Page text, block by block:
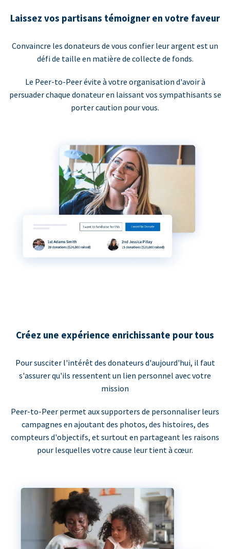
Laissez vos partisans témoigner en votre faveur
Convaincre les donateurs de vous confier leur argent est un
défi de taille en matière de collecte de fonds.
Le Peer-to-Peer évite à votre organisation d'avoir à
persuader chaque donateur en laissant vos sympathisants se
porter caution pour vous.
Créez une expérience enrichissante pour tous
Pour susciter l'intérêt des donateurs d'aujourd'hui, il faut
s'assurer qu'ils ressentent un lien personnel avec votre
mission
Peer-to-Peer permet aux supporters de personnaliser leurs
campagnes en ajoutant des photos, des histoires, des
compteurs d'objectifs, et surtout en partageant les raisons
pour lesquelles votre cause leur tient à cœur.